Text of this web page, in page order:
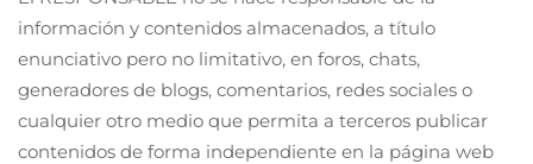
información y contenidos almacenados, a título
enunciativo pero no limitativo, en foros, chats,
generadores de blogs, comentarios, redes sociales o
cualquier otro medio que permita a terceros publicar
contenidos de forma independiente en la página web